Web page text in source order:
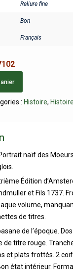
Reliure fine
Bon
Français
: Histoire,
naïf des
Édition
et Fils 1737.
volume,
de titres.
de l’époque.
de titre rouge.
et plats frottés. 2
état intérieur.